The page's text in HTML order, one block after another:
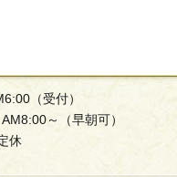
（受付）
～（早朝可）
休